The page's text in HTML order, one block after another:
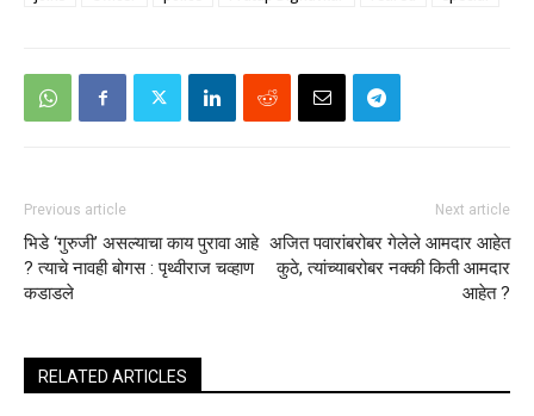
Previous article
भिडे ‘गुरुजी’ असल्याचा काय पुरावा आहे
? त्याचे नावही बोगस : पृथ्वीराज चव्हाण
कडाडले
Next article
अजित पवारांबरोबर गेलेले आमदार आहेत
कुठे, त्यांच्याबरोबर नक्की किती आमदार
आहेत ?
RELATED ARTICLES